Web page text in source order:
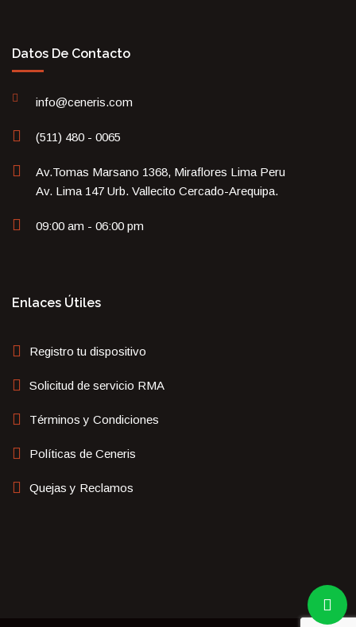
Datos De Contacto
info@ceneris.com
(511) 480 - 0065
Av.Tomas Marsano 1368, Miraflores Lima Peru
Av. Lima 147 Urb. Vallecito Cercado-Arequipa.
09:00 am - 06:00 pm
Enlaces Útiles
Registro tu dispositivo
Solicitud de servicio RMA
Términos y Condiciones
Políticas de Ceneris
Quejas y Reclamos